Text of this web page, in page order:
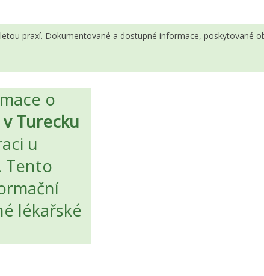
praxí. Dokumentované a dostupné informace, poskytované
o
Turecku
u
Tento
lékařské